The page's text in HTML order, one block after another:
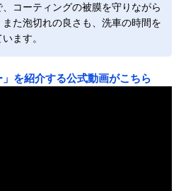
コーティングの被膜を守りながら
た泡切れの良さも、洗車の時間を
ます。
を紹介する公式動画がこちら